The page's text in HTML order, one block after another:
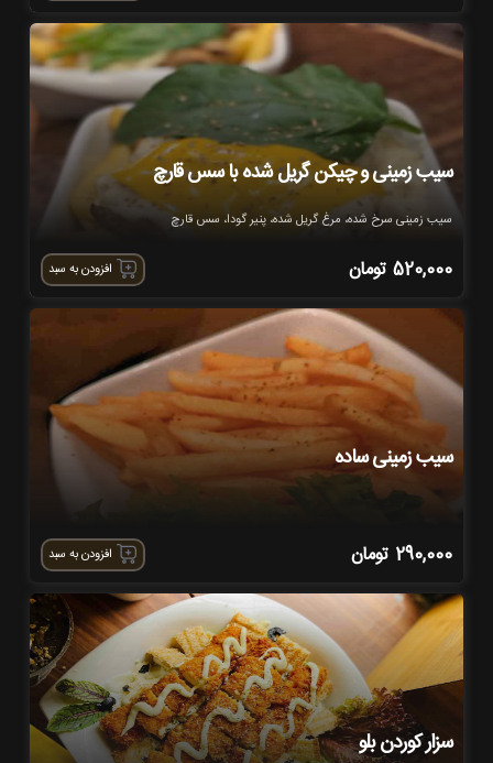
سیب زمینی و چیکن گریل شده با سس قارچ
سیب زمینی سرخ شده، مرغ گریل شده، پنیر گودا، سس قارچ
520,000 تومان افزودن به سبد
سیب زمینی ساده
290,000 تومان افزودن به سبد
سزار کوردن بلو